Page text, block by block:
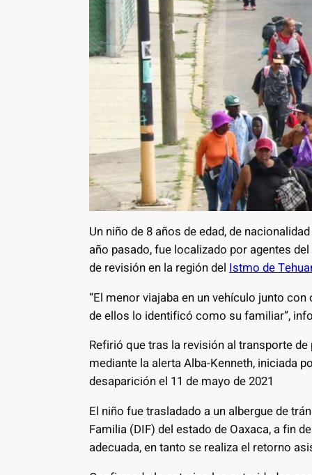
Un niño de 8 años de edad, de
año pasado, fue localizado por agentes del
de revisión en la región del Istmo de
“El menor viajaba en un vehículo junto
de ellos lo identificó como su familiar”,
Refirió que tras la revisión al transporte
mediante la alerta Alba-Kenneth, iniciada
desaparición el 11 de mayo de 2021
El niño fue trasladado a un albergue de
Familia (DIF) del estado de Oaxaca, a fin
adecuada, en tanto se realiza el retorno